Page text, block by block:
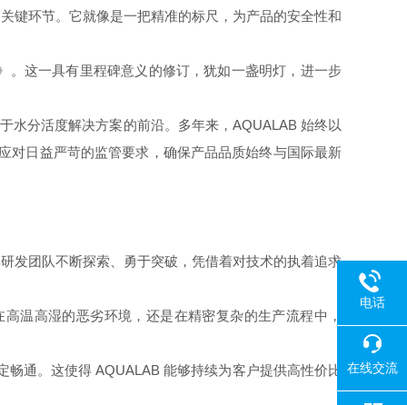
键环节。它就像是一把精准的标尺，为产品的安全性和
这一具有里程碑意义的修订，犹如一盏明灯，进一步
水分活度解决方案的前沿。多年来， AQUALAB 始终以
对日益严苛的监管要求，确保产品品质始终与国际最新
发团队不断探索、勇于突破，凭借着对技术的执着追求
温高湿的恶劣环境，还是在精密复杂的生产流程中，
畅通。这使得 AQUALAB能够持续为客户提供高性价比
电话
在线交流